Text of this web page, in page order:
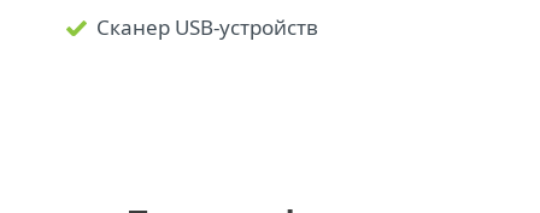
Сканер USB-устройств